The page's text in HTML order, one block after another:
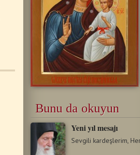
Bunu da okuyun
Yeni yıl mesajı